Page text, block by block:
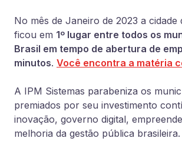
No mês de Janeiro de 2023 a cidade
ficou em 1º lugar entre todos os
Brasil em tempo de abertura de
minutos. Você encontra a matéria
A IPM Sistemas parabeniza os
premiados por seu investimento
inovação, governo digital,
melhoria da gestão pública brasileira.